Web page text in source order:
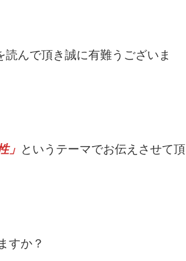
んで頂き誠に有難うございま
」 というテーマでお伝えさせて頂
すか？